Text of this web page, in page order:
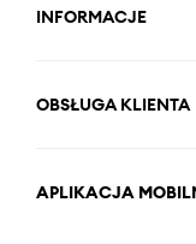
INFORMACJE
OBSŁUGA KLIENTA
APLIKACJA